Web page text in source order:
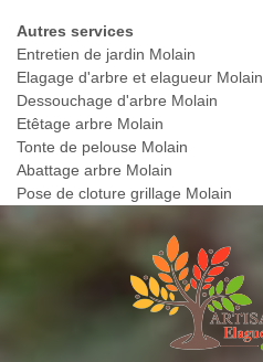
Autres services
Entretien de jardin Molain
Elagage d'arbre et elagueur Molain
Dessouchage d'arbre Molain
Etêtage arbre Molain
Tonte de pelouse Molain
Abattage arbre Molain
Pose de cloture grillage Molain